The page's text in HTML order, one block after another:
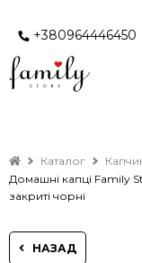
+380964446450
Каталог
Домашні капці Family
закриті чорні
НАЗАД